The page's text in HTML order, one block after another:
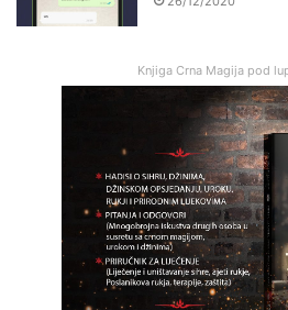
Knjiga Crna Magija pod